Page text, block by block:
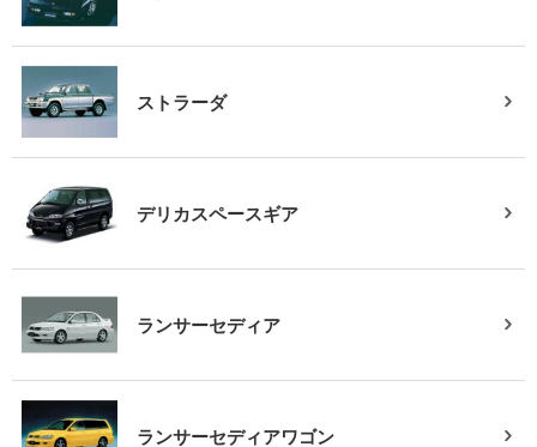
ストラーダ
デリカスペースギア
ランサーセディア
ランサーセディアワゴン